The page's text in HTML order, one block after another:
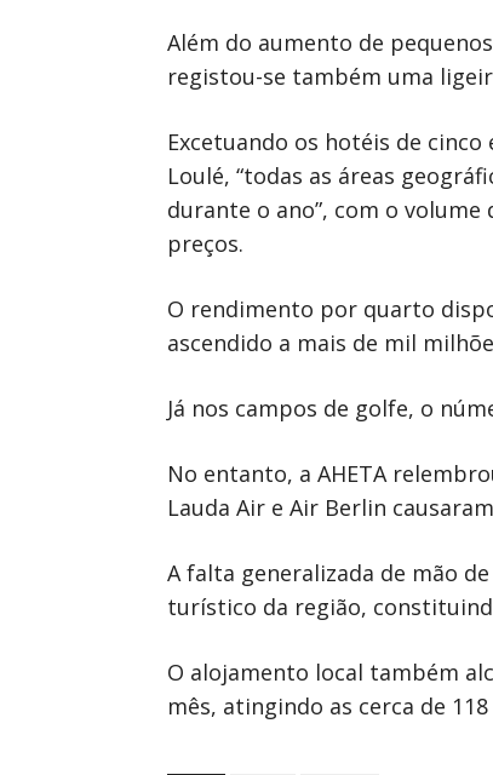
Além do aumento de
registou-se também uma
Excetuando os hotéis de
Loulé, “todas as áreas
durante o ano”, com o volume
preços.
O rendimento por quarto
ascendido a mais de mil
Já nos campos de golfe, o
No entanto, a AHETA
Lauda Air e Air Berlin
A falta generalizada de mão
turístico da região,
O alojamento local também
mês, atingindo as cerca de